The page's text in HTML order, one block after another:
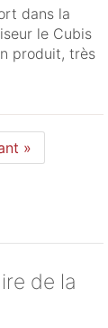
dans la
le Cubis
produit, très
»
de la